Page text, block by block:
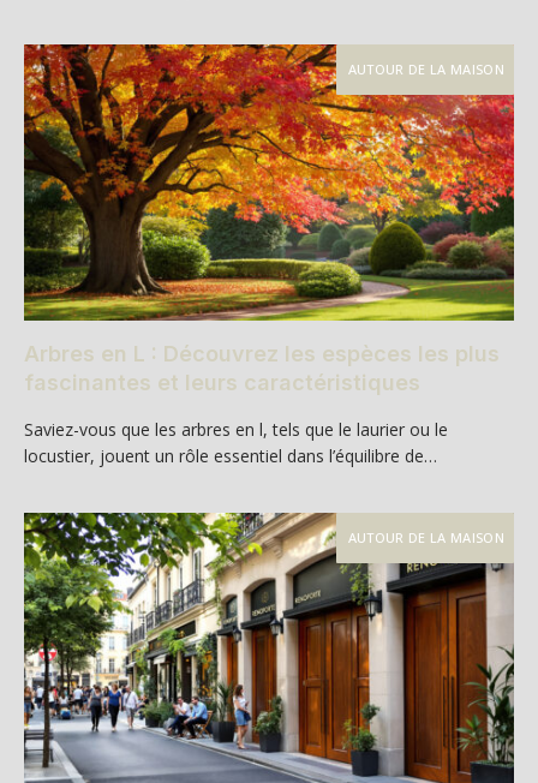
AUTOUR DE LA MAISON
Arbres en L : Découvrez les espèces les plus
fascinantes et leurs caractéristiques
Saviez-vous que les arbres en l, tels que le laurier ou le
locustier, jouent un rôle essentiel dans l’équilibre de…
AUTOUR DE LA MAISON